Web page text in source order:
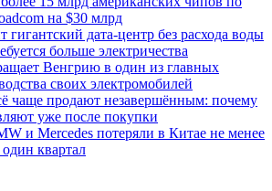
на $30 млрд
гигантский дата-центр без расхода воды
больше электричества
Венгрию в один из главных
своих электромобилей
чаще продают незавершённым: почему
уже после покупки
и Mercedes потеряли в Китае не менее
квартал